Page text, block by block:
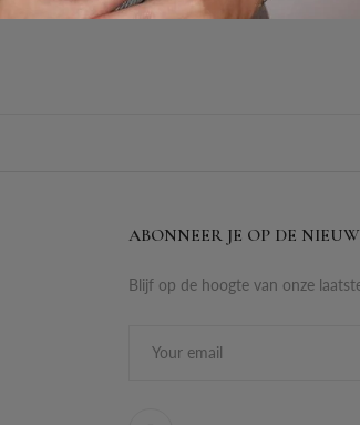
ABONNEER JE OP DE
Blijf op de hoogte van onze